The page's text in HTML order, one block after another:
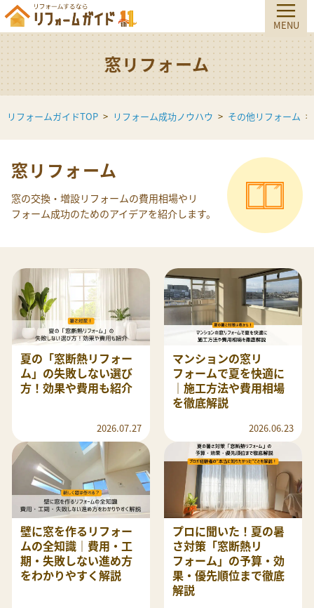
窓リフォーム
リフォームガイドTOP リフォーム成功ノウハウ その他リフォーム
窓リフォーム
窓の交換・増設リフォームの費用相場やリ
フォーム成功のためのアイデアを紹介します。
夏の「窓断熱リフォー
ム」の失敗しない選び
方！効果や費用も紹介
2026.07.27
マンションの窓リ
フォームで夏を快適に
｜施工方法や費用相場
を徹底解説
2026.06.23
壁に窓を作るリフォー
ムの全知識｜費用・工
期・失敗しない進め方
をわかりやすく解説
プロに聞いた！夏の暑
さ対策「窓断熱リ
フォーム」の予算・効
果・優先順位まで徹底
解説